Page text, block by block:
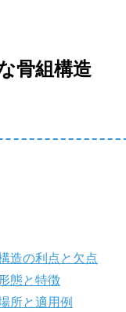
骨組構造
造の利点と欠点
態と特徴
所と適用例